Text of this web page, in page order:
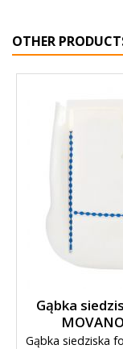
OTHER
Gąbka
Gąbka siedziska